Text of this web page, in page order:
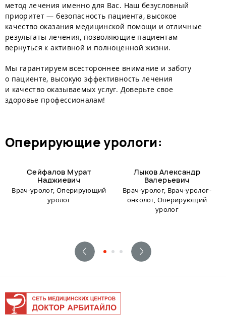
метод лечения именно для Вас. Наш безусловный
приоритет — безопасность пациента, высокое
качество оказания медицинской помощи и отличные
результаты лечения, позволяющие пациентам
вернуться к активной и полноценной жизни.
Мы гарантируем всестороннее внимание и заботу
о пациенте, высокую эффективность лечения
и качество оказываемых услуг. Доверьте свое
здоровье профессионалам!
оперирующие урологи:
Сейфалов Мурат
Наджиевич
Врач-уролог, Оперирующий
уролог
Лыков Александр
Валерьевич
Врач-уролог, Врач-уролог-
онколог, Оперирующий
уролог